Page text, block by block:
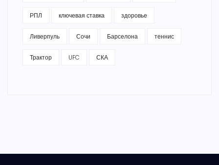
РПЛ ключевая ставка здоровье
Ливерпуль Сочи Барселона теннис
Трактор UFC СКА